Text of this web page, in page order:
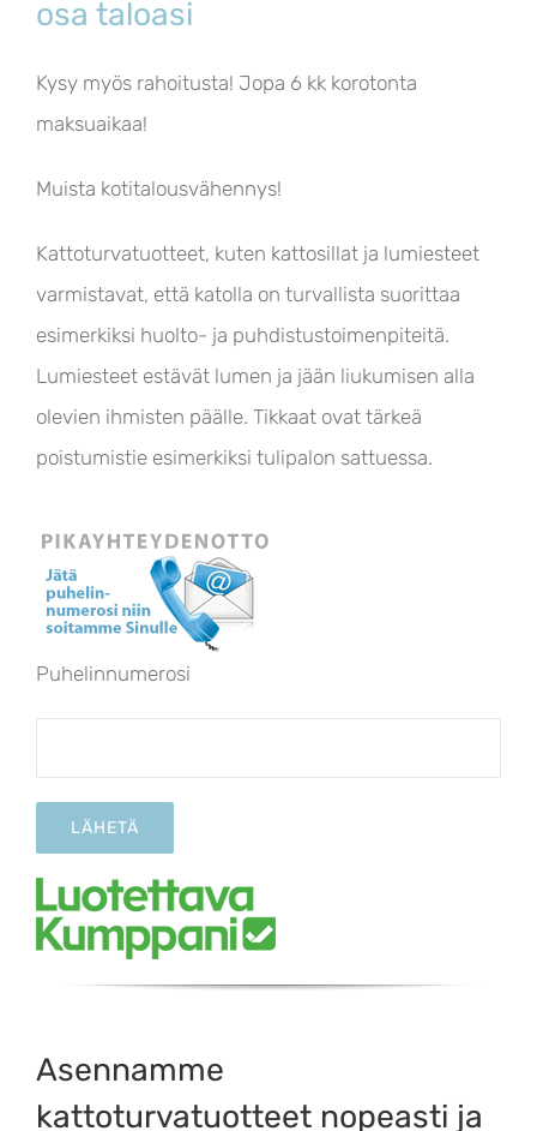
osa taloasi
Kysy myös rahoitusta! Jopa 6 kk korotonta
maksuaikaa!
Muista kotitalousvähennys!
Kattoturvatuotteet, kuten kattosillat ja lumiesteet
varmistavat, että katolla on turvallista suorittaa
esimerkiksi huolto- ja puhdistustoimenpiteitä.
Lumiesteet estävät lumen ja jään liukumisen alla
olevien ihmisten päälle. Tikkaat ovat tärkeä
poistumistie esimerkiksi tulipalon sattuessa.
Puhelinnumerosi
Asennamme
kattoturvatuotteet nopeasti ja